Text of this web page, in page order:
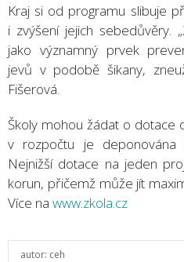
Kraj si od programu slibuje
i zvýšení jejich sebedůvěry.
jako významný prvek
jevů v podobě šikany,
Fišerová.
Školy mohou žádat o dotace
v rozpočtu je deponována
Nejnižší dotace na jeden
korun, přičemž může jít
Více na www.zkola.cz
autor: ceh